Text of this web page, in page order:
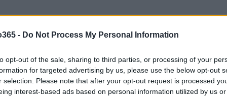
- Do Not Process My Personal Information
opt-out of the sale, sharing to third parties, or processing of your
for targeted advertising by us, please use the below opt-out
selection. Please note that after your opt-out request is processed
interest-based ads based on personal information utilized by us
nos últimos dias, declarações públicas de
uma fusão, enquanto Flávio enfrenta desgaste nas
proximidade com Daniel Vorcaro, proprietário do